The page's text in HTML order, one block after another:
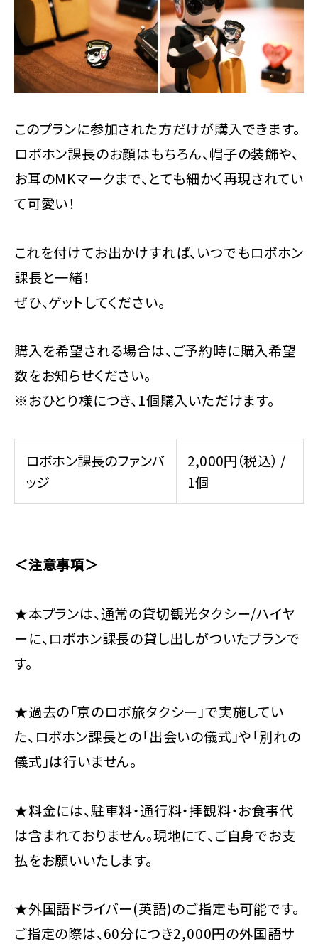
このプランに参加された方だけが購入できます。
ロボホン課長のお顔はもちろん、帽子の装飾や、
お耳のMKマークまで、とても細かく再現されてい
て可愛い！
これを付けてお出かけすれば、いつでもロボホン
課長と一緒！
ぜひ、ゲットしてください。
購入を希望される場合は、ご予約時に購入希望
数をお知らせください。
※おひとり様につき、1個購入いただけます。
ロボホン課長のファンバ
ッジ
2,000円（税込） /
1個
＜注意事項＞
★本プランは、通常の貸切観光タクシー/ハイヤ
ーに、ロボホン課長の貸し出しがついたプランで
す。
★過去の「京のロボ旅タクシー」で実施してい
た、ロボホン課長との「出会いの儀式」や「別れの
儀式」は行いません。
★料金には、駐車料・通行料・拝観料・お食事代
は含まれておりません。現地にて、ご自身でお支
払をお願いいたします。
★外国語ドライバー(英語)のご指定も可能です。
ご指定の際は、60分につき2,000円の外国語サ